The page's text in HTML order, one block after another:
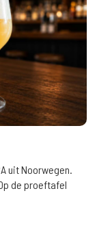
uit Noorwegen.
de proeftafel